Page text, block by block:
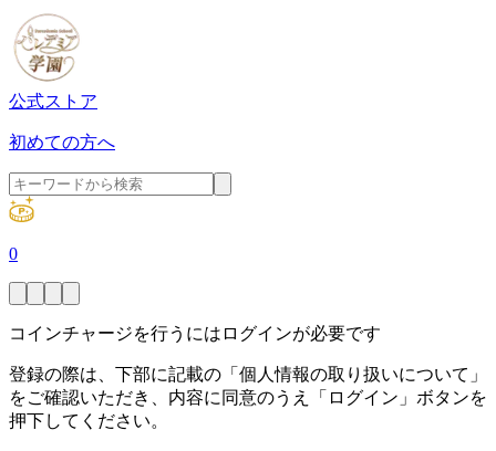
公式ストア
初めての方へ
0
コインチャージを行うにはログインが必要です
登録の際は、下部に記載の「個人情報の取り扱いについて」
をご確認いただき、内容に同意のうえ「ログイン」ボタンを
押下してください。